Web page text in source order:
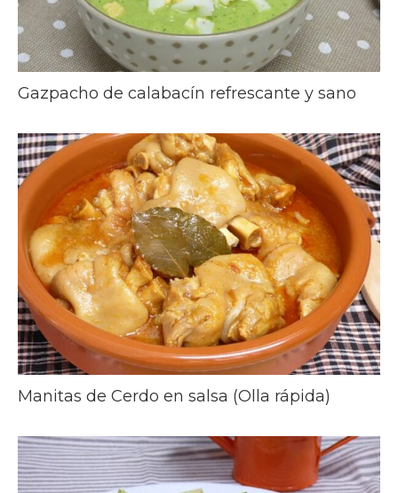
Gazpacho de calabacín refrescante y sano
Manitas de Cerdo en salsa (Olla rápida)